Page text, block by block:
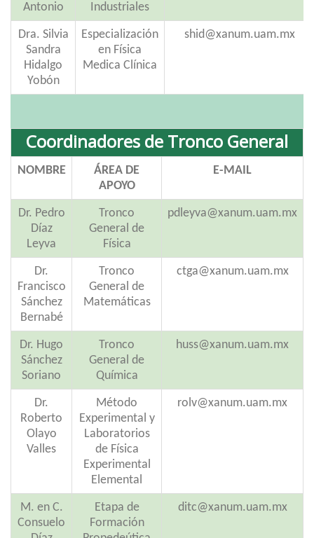
Antonio
Industriales
Dra. Silvia
Sandra
Hidalgo
Yobón
Especialización
en Física
Medica Clínica
shid@xanum.uam.mx
Coordinadores de Tronco General
NOMBRE
ÁREA DE
APOYO
E-MAIL
Dr. Pedro
Díaz
Leyva
Tronco
General de
Física
pdleyva@xanum.uam.mx
Dr.
Francisco
Sánchez
Bernabé
Tronco
General de
Matemáticas
ctga@xanum.uam.mx
Dr. Hugo
Sánchez
Soriano
Tronco
General de
Química
huss@xanum.uam.mx
Dr.
Roberto
Olayo
Valles
Método
Experimental y
Laboratorios
de Física
Experimental
Elemental
rolv@xanum.uam.mx
M. en C.
Consuelo
Etapa de
Formación
ditc@xanum.uam.mx